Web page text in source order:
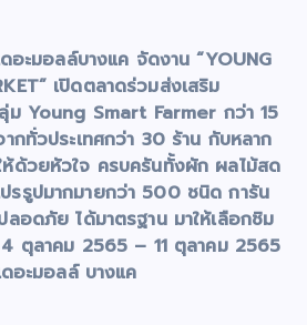
อะมอลล์บางแค จัดงาน “YOUNG
เปิดตลาดร่วมส่งเสริม
ม Young Smart Farmer กว่า 15
กทั่วประเทศกว่า 30 ร้าน กับหลาก
ห้ด้วยหัวใจ ครบครันทั้งผัก ผลไม้สด
รรูปมากมายกว่า 500 ชนิด การัน
อดภัย ได้มาตรฐาน มาให้เลือกชิม
ตุลาคม 2565 – 11 ตุลาคม 2565
อะมอลล์ บางแค